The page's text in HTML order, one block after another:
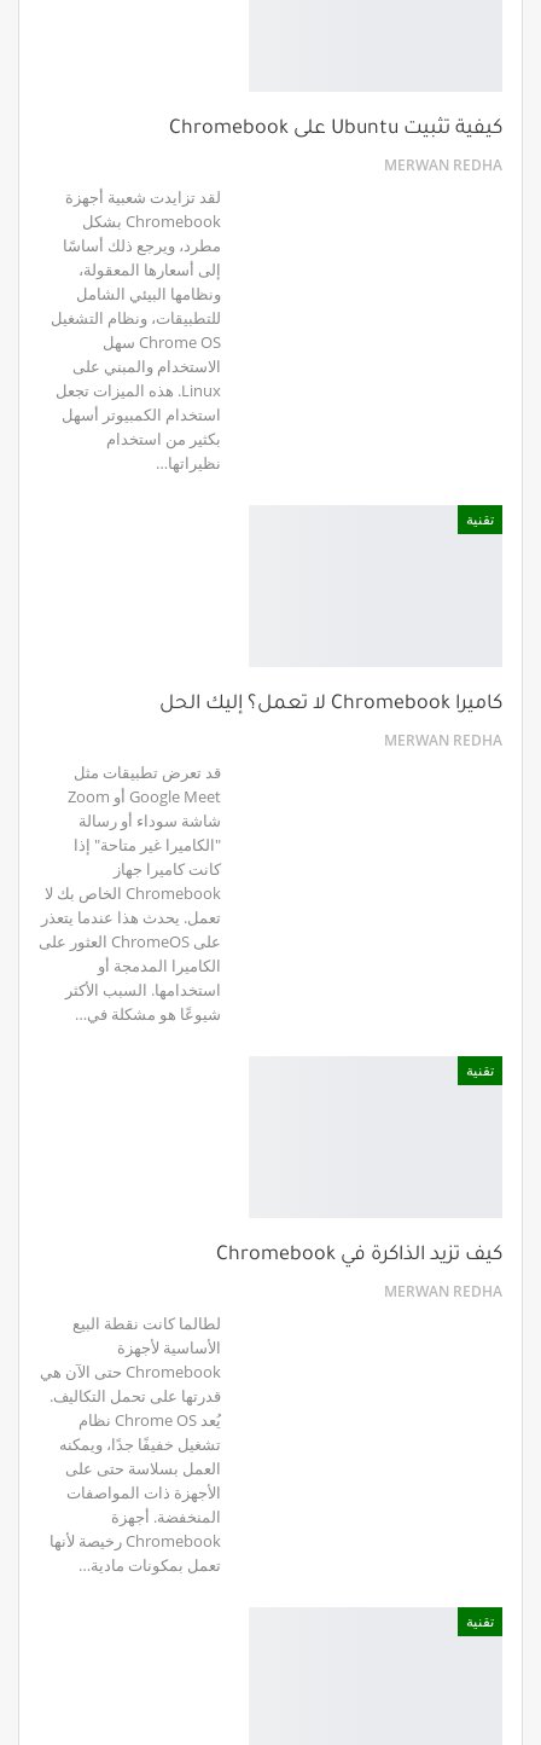
كيفية تثبيت Ubuntu على Chromebook
MERWAN REDHA
لقد تزايدت شعبية أجهزة
Chromebook بشكل
مطرد، ويرجع ذلك أساسًا
إلى أسعارها المعقولة،
ونظامها البيئي الشامل
للتطبيقات، ونظام التشغيل
Chrome OS سهل
الاستخدام والمبني على
Linux. هذه الميزات تجعل
استخدام الكمبيوتر أسهل
بكثير من استخدام
نظيراتها…
تقنية
كاميرا Chromebook لا تعمل؟ إليك الحل
MERWAN REDHA
قد تعرض تطبيقات مثل
Google Meet أو Zoom
شاشة سوداء أو رسالة
"الكاميرا غير متاحة" إذا
كانت كاميرا جهاز
Chromebook الخاص بك لا
تعمل. يحدث هذا عندما يتعذر
على ChromeOS العثور على
الكاميرا المدمجة أو
استخدامها. السبب الأكثر
شيوعًا هو مشكلة في…
تقنية
كيف تزيد الذاكرة في Chromebook
MERWAN REDHA
لطالما كانت نقطة البيع
الأساسية لأجهزة
Chromebook حتى الآن هي
قدرتها على تحمل التكاليف.
يُعد Chrome OS نظام
تشغيل خفيفًا جدًا، ويمكنه
العمل بسلاسة حتى على
الأجهزة ذات المواصفات
المنخفضة. أجهزة
Chromebook رخيصة لأنها
تعمل بمكونات مادية…
تقنية